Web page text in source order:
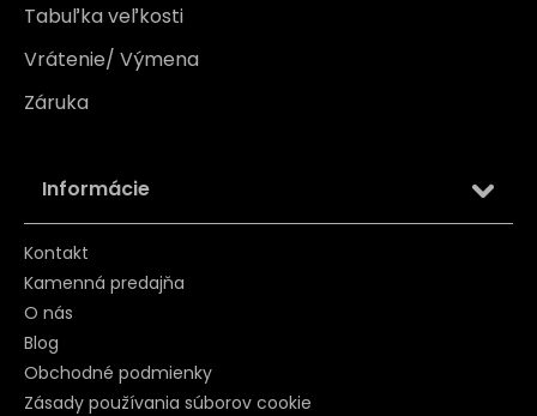
Tabuľka veľkosti
Vrátenie/ Výmena
Záruka
Informácie
Kontakt
Kamenná predajňa
O nás
Blog
Obchodné podmienky
Zásady používania súborov cookie